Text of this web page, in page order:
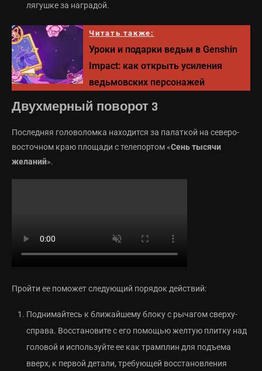
лягушке за наградой.
Читать также:
Уроки и подарки ведьм в Genshin
Impact: как открыть усиления
ведьмовских персонажей
Двухмерный поворот 3
Последняя головоломка находится за палаткой на северо-
восточном краю площади с телепортом «Сень тысячи
желаний».
Пройти ее поможет следующий порядок действий:
Поднимайтесь к ближайшему блоку с рычагом сверху-
справа. Восстановите с его помощью желтую плитку над
головой и используйте ее как трамплин для подъема
вверх, к первой детали, требующей восстановления